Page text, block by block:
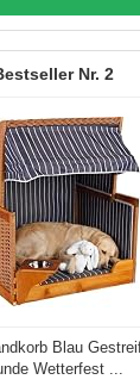
2
Blau
Wetterfest ...